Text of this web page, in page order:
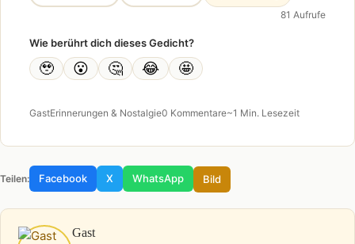
81 Aufrufe
Wie berührt dich dieses Gedicht?
🥹 😮 🤔 😂 🤩
GastErinnerungen & Nostalgie0 Kommentare~1 Min. Lesezeit
Teilen: Facebook X WhatsApp Bild
Gast